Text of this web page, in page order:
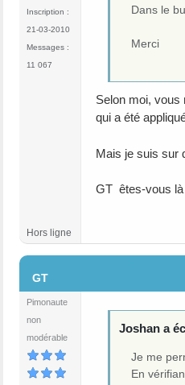
Inscription :
21-03-2010
Messages :
11 067
Dans le
Merci
Selon moi, vous
qui a été
Mais je suis sur
GT êtes-vous là
Hors ligne
GT
Pimonaute
non
modérable
Joshan a
Je me
En